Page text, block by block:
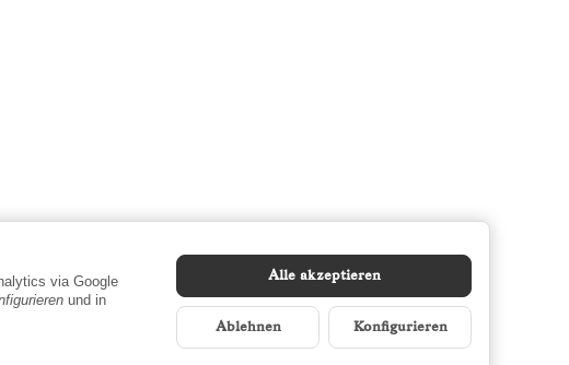
via Google
und in
Alle akzeptieren
Ablehnen Konfigurieren